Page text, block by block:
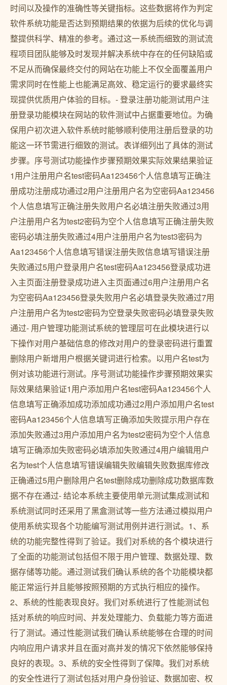
时间以及操作的准确性等关键指标。这些数据将作为判定
软件系统功能是否达到预期结果的依据为后续的优化与调
整提供科学、精准的参考。通过这一系统而细致的测试流
程项目团队能够及时发现并解决系统中存在的任何缺陷或
不足从而确保最终交付的网站在功能上不仅全面覆盖用户
需求同时在性能上也能满足高效、稳定运行的要求最终实
现提供优质用户体验的目标。- 登录注册功能测试用户注
册登录功能模块在网站的软件测试中占据重要地位。为确
保用户初次进入软件系统时能够顺利使用注册后登录的功
能这一环节需进行细致的测试。表详细列出了具体的测试
步骤。序号测试功能操作步骤预期效果实际效果结果验证
1用户注册用户名test密码Aa123456个人信息填写正确注
册成功注册成功通过2用户注册用户名为空密码Aa123456
个人信息填写正确注册失败用户名必填注册失败通过3用
户注册用户名为test2密码为空个人信息填写正确注册失败
密码必填注册失败通过4用户注册用户名为test3密码为
Aa123456个人信息填写错误注册失败信息填写错误注册
失败通过5用户登录用户名test密码Aa123456登录成功进
入主页面注册登录成功进入主页面通过6用户注册用户名
为空密码Aa123456登录失败用户名必填登录失败通过7用
户注册用户名为test2密码为空登录失败密码必填登录失败
通过- 用户管理功能测试系统的管理层可在此模块进行以
下操作对用户基础信息的修改对用户的登录密码进行重置
删除用户新增用户根据关键词进行检索。以用户名test为
例对该功能进行测试。序号测试功能操作步骤预期效果实
际效果结果验证1用户添加用户名test密码Aa123456个人
信息填写正确添加成功添加成功通过2用户添加用户名test
密码Aa123456个人信息填写正确添加失败提示用户存在
添加失败通过3用户添加用户名为test2密码为空个人信息
填写正确添加失败密码必填添加失败通过4用户编辑用户
名为test个人信息填写错误编辑失败编辑失败数据库修改
正确通过5用户删除用户名test删除成功删除成功数据库数
据不存在通过- 结论本系统主要使用单元测试集成测试和
系统测试同时还采用了黑盒测试等一些方法通过模拟用户
使用系统实现各个功能编写测试用例并进行测试。1、系
统的功能完整性得到了验证。我们对系统的各个模块进行
了全面的功能测试包括但不限于用户管理、数据处理、数
据存储等功能。通过测试我们确认系统的各个功能模块都
能正常运行并且能够按照预期的方式执行相应的操作。
2、系统的性能表现良好。我们对系统进行了性能测试包
括对系统的响应时间、并发处理能力、负载能力等方面进
行了测试。通过性能测试我们确认系统能够在合理的时间
内响应用户请求并且在面对高并发的情况下依然能够保持
良好的表现。3、系统的安全性得到了保障。我们对系统
的安全性进行了测试包括对用户身份验证、数据加密、权